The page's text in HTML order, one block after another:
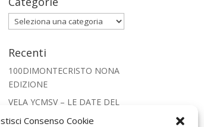
Consenso Cookie
Categorie
Recenti
100DIMONTECRISTO NONA
EDIZIONE
VELA YCMSV – LE DATE DEL
2026